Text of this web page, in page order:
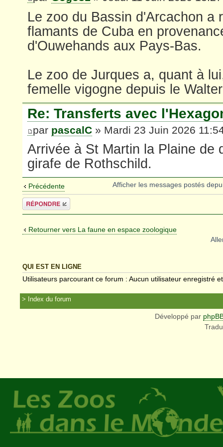
Le zoo du Bassin d'Arcachon a
flamants de Cuba en
d'Ouwehands aux Pays-Bas.
Le zoo de Jurques a, quant à
femelle vigogne depuis le
Re: Transferts avec
par pascalC » Mardi 23 Juin 2026
Arrivée à St Martin la Plaine de
girafe de Rothschild.
Précédente Afficher les messages postés
Répondre
Retourner vers La faune en espace zoologique
QUI EST EN LIGNE
Utilisateurs parcourant ce forum : Aucun utilisateur enregistré
Index du forum
Développé par